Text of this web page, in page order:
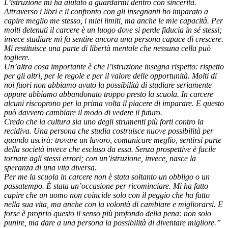
L’istruzione mi ha aiutato a guardarmi dentro con sincerità.
Attraverso i libri e il confronto con gli insegnanti ho imparato a
capire meglio me stesso, i miei limiti, ma anche le mie capacità. Per
molti detenuti il carcere è un luogo dove si perde fiducia in sé stessi;
invece studiare mi fa sentire ancora una persona capace di crescere.
Mi restituisce una parte di libertà mentale che nessuna cella può
togliere.
Un’altra cosa importante è che l’istruzione insegna rispetto: rispetto
per gli altri, per le regole e per il valore delle opportunità. Molti di
noi fuori non abbiamo avuto la possibilità di studiare seriamente
oppure abbiamo abbandonato troppo presto la scuola. In carcere
alcuni riscoprono per la prima volta il piacere di imparare. E questo
può davvero cambiare il modo di vedere il futuro.
Credo che la cultura sia uno degli strumenti più forti contro la
recidiva. Una persona che studia costruisce nuove possibilità per
quando uscirà: trovare un lavoro, comunicare meglio, sentirsi parte
della società invece che escluso da essa. Senza prospettive è facile
tornare agli stessi errori; con un’istruzione, invece, nasce la
speranza di una vita diversa.
Per me la scuola in carcere non è stata soltanto un obbligo o un
passatempo. È stata un’occasione per ricominciare. Mi ha fatto
capire che un uomo non coincide solo con il peggio che ha fatto
nella sua vita, ma anche con la volontà di cambiare e migliorarsi. E
forse è proprio questo il senso più profondo della pena: non solo
punire, ma dare a una persona la possibilità di diventare migliore.”